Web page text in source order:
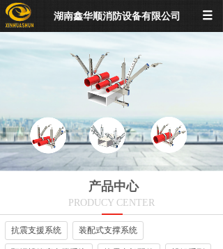
湖南鑫华顺消防设备有限公司
PRODUCY CENTER
产品中心
抗震支援系统 装配式支撑系统